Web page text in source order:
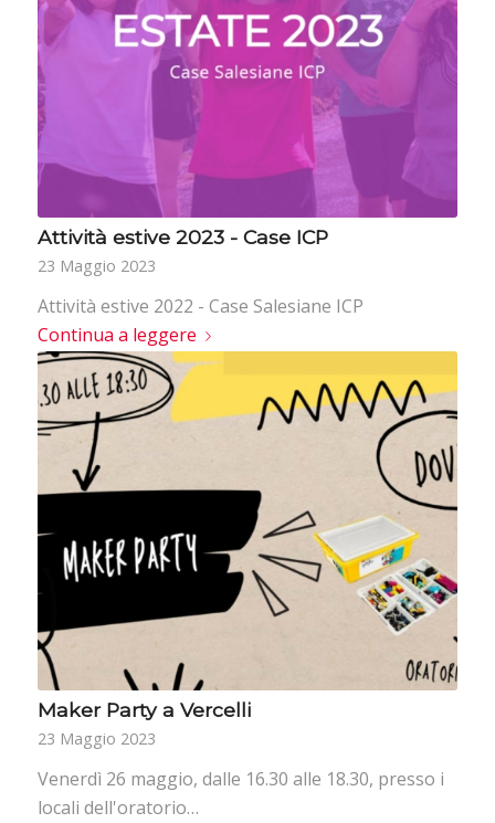
Attività estive 2023 - Case ICP
23 Maggio 2023
Attività estive 2022 - Case Salesiane ICP
Continua a leggere
Maker Party a Vercelli
23 Maggio 2023
Venerdì 26 maggio, dalle 16.30 alle 18.30, presso i
locali dell'oratorio…